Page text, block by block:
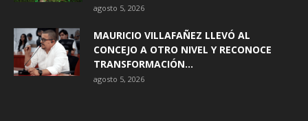
agosto 5, 2026
MAURICIO VILLAFAÑEZ LLEVÓ AL
CONCEJO A OTRO NIVEL Y RECONOCE
TRANSFORMACIÓN...
agosto 5, 2026